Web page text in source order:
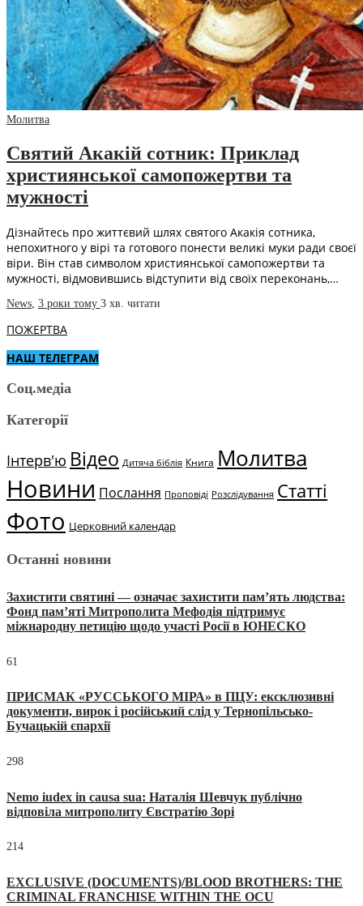
Молитва
Святий Акакій сотник: Приклад
християнської самопожертви та
мужності
Дізнайтесь про життєвий шлях святого Акакія сотника,
непохитного у вірі та готового понести великі муки ради своєї
віри. Він став символом християнської самопожертви та
мужності, відмовившись відступити від своїх переконань,…
News, 3 роки тому 3 хв. читати
ПОЖЕРТВА
НАШ ТЕЛЕГРАМ
Соц.медіа
Категорії
Інтерв'ю Відео Дитяча біблія Книга Молитва
Новини Послання Проповіді Розслідування Статті
Фото Церковний календар
Останні новини
Захистити святині — означає захистити пам’ять людства:
Фонд пам’яті Митрополита Мефодія підтримує
міжнародну петицію щодо участі Росії в ЮНЕСКО
61
ПРИСМАК «РУССЬКОГО МІРА» в ПЦУ: ексклюзивні
документи, вирок і російський слід у Тернопільсько-
Бучацькій єпархії
298
Nemo iudex in causa sua: Наталія Шевчук публічно
відповіла митрополиту Євстратію Зорі
214
EXCLUSIVE (DOCUMENTS)/BLOOD BROTHERS: THE
CRIMINAL FRANCHISE WITHIN THE OCU